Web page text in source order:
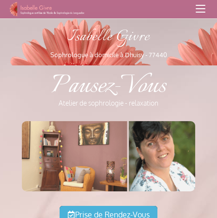
Isabelle Givre
Sophrologue à domicile à Dhuisy - 77440
Pausez-Vous
Atelier de sophrologie - relaxation
Prise de Rendez-Vous